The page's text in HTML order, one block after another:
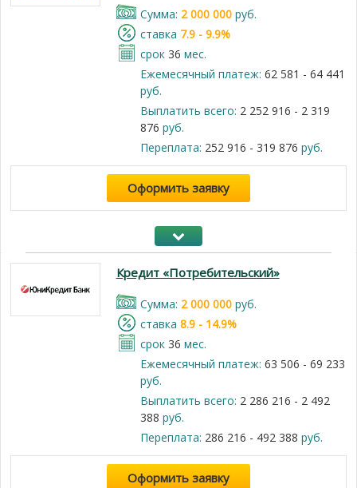
Cумма: 2 000 000руб.
cтавка 7.9 - 9.9%
срок 36 мес.
Ежемесячный платеж: 62 581 - 64 441
руб.
Выплатить всего: 2 252 916 - 2 319
876 руб.
Переплата: 252 916 - 319 876 руб.
Оформить заявку
Кредит «Потребительский»
Cумма: 2 000 000руб.
cтавка 8.9 - 14.9%
срок 36 мес.
Ежемесячный платеж: 63 506 - 69 233
руб.
Выплатить всего: 2 286 216 - 2 492
388 руб.
Переплата: 286 216 - 492 388 руб.
Оформить заявку